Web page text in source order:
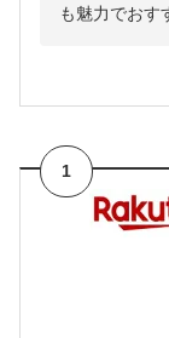
も魅力でおす
1